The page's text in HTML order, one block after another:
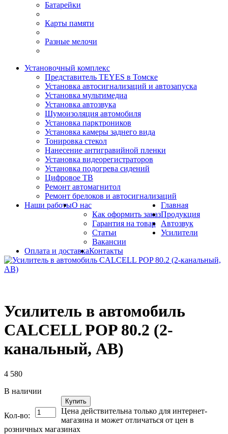
Батарейки
Карты памяти
Разные мелочи
Установочный комплекс
Представитель TEYES в Томске
Установка автосигнализаций и автозапуска
Установка мультимедиа
Установка автозвука
Шумоизоляция автомобиля
Установка парктроников
Установка камеры заднего вида
Тонировка стекол
Нанесение антигравийной пленки
Установка видеорегистраторов
Установка подогрева сидений
Цифровое ТВ
Ремонт автомагнитол
Ремонт брелоков и автосигнализаций
Наши работыО нас
Как оформить заказ
Гарантия на товар
Статьи
Вакансии
Оплата и доставкаКонтакты
Главная
Продукция
Автозвук
Усилители
Усилитель в автомобиль
CALCELL POP 80.2 (2-
канальный, АВ)
4 580
В наличии
Кол-во:
Купить
Цена действительна только для интернет-
магазина и может отличаться от цен в
розничных магазинах